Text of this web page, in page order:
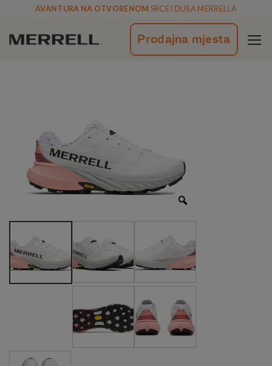
vsebino
AVANTURA NA OTVORENOM SRCE I DUŠA MERRELLA
Prodajna mjesta